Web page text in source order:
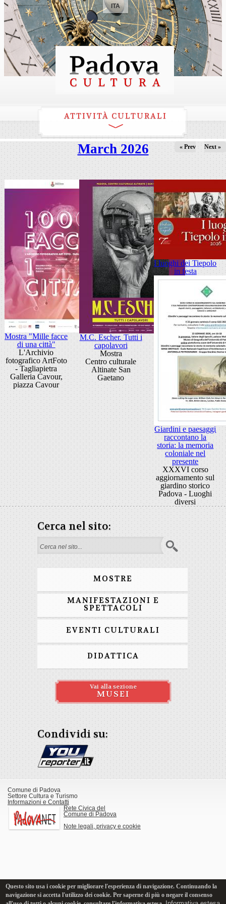
ITA
ATTIVITÀ CULTURALI
March 2026 « Prev Next »
Mostra "Mille facce
di una città"
L'Archivio
fotografico ArtFoto
- Tagliapietra
Galleria Cavour,
piazza Cavour
M.C. Escher. Tutti i
capolavori
Mostra
Centro culturale
Altinate San
Gaetano
I luoghi dei Tiepolo
in festa
Giardini e paesaggi
raccontano la
storia: la memoria
coloniale nel
presente
XXXVI corso
aggiornamento sul
giardino storico
Padova - Luoghi
diversi
Cerca nel sito:
Search form
MOSTRE
MANIFESTAZIONI E
SPETTACOLI
EVENTI CULTURALI
DIDATTICA
Vai alla sezione
MUSEI
Condividi su:
Comune di Padova
Settore Cultura e Turismo
Informazioni e Contatti
Rete Civica del
Comune di Padova
Note legali, privacy e cookie
Questo sito usa i cookie per migliorare l'esperienza di navigazione. Continuando la
navigazione si accetta l'utilizzo dei cookie. Per saperne di più o negare il consenso